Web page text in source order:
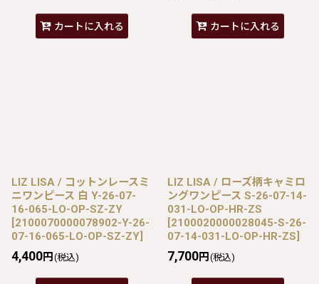
カートに入れる カートに入れる
LIZ LISA / コットンレースミ
ニワンピース 白 Y-26-07-
16-065-LO-OP-SZ-ZY
[2100070000078902-Y-26-
07-16-065-LO-OP-SZ-ZY]
4,400円 (税込)
LIZ LISA / ローズ柄キャミロ
ングワンピース S-26-07-14-
031-LO-OP-HR-ZS
[2100020000028045-S-26-
07-14-031-LO-OP-HR-ZS]
7,700円 (税込)